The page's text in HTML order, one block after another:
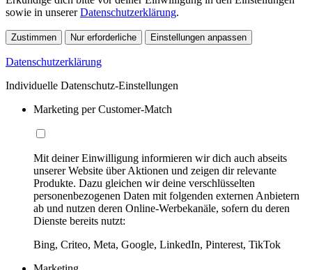
sowie in unsererDatenschutzerklärung.
Zustimmen Nur erforderliche Einstellungen anpassen
Datenschutzerklärung
Individuelle Datenschutz-Einstellungen
Marketing per Customer-Match
Mit deiner Einwilligung informieren wir dich auch abseits
unserer Website über Aktionen und zeigen dir relevante
Produkte. Dazu gleichen wir deine verschlüsselten
personenbezogenen Daten mit folgenden externen Anbietern
ab und nutzen deren Online-Werbekanäle, sofern du deren
Dienste bereits nutzt:
Bing, Criteo, Meta, Google, LinkedIn, Pinterest, TikTok